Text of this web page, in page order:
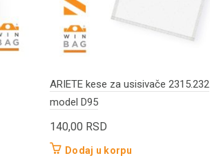
ARIETE kese za usisivače 2315.232
model D95
140,00 RSD
Dodaj u korpu